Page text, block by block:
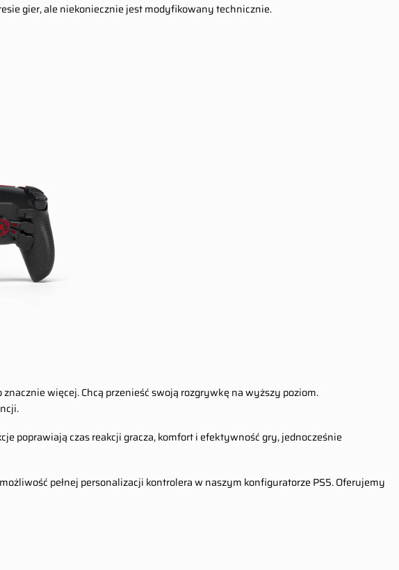
gier, ale niekoniecznie jest modyfikowany technicznie.
więcej. Chcą przenieść swoją rozgrywkę na wyższy poziom.
poprawiają czas reakcji gracza, komfort i efektywność gry, jednocześnie
pełnej personalizacji kontrolera w naszym konfiguratorze PS5. Oferujemy